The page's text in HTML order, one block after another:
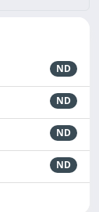
ND
ND
ND
ND